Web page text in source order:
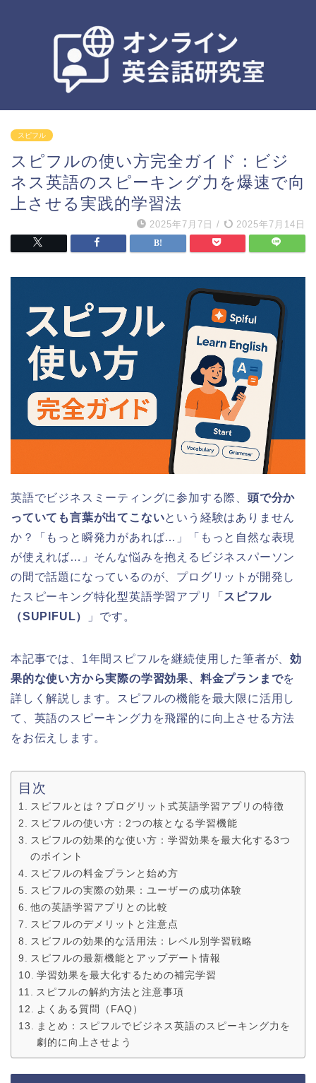
スピフル
スピフルの使い方完全ガイド：ビジ
ネス英語のスピーキング力を爆速で向
上させる実践的学習法
2025年7月7日 / 2025年7月14日
英語でビジネスミーティングに参加する際、頭で分か
っていても言葉が出てこないという経験はありません
か？「もっと瞬発力があれば…」「もっと自然な表現
が使えれば…」そんな悩みを抱えるビジネスパーソン
の間で話題になっているのが、プログリットが開発し
たスピーキング特化型英語学習アプリ「 スピフル
（SUPIFUL）
」です。
本記事では、1年間スピフルを継続使用した筆者が、効
果的な使い方から実際の学習効果、料金プランまでを
詳しく解説します。スピフルの機能を最大限に活用し
て、英語のスピーキング力を飛躍的に向上させる方法
をお伝えします。
目次
スピフルとは？プログリット式英語学習アプリの特徴
スピフルの使い方：2つの核となる学習機能
スピフルの効果的な使い方：学習効果を最大化する3つ
のポイント
スピフルの料金プランと始め方
スピフルの実際の効果：ユーザーの成功体験
他の英語学習アプリとの比較
スピフルのデメリットと注意点
スピフルの効果的な活用法：レベル別学習戦略
スピフルの最新機能とアップデート情報
学習効果を最大化するための補完学習
スピフルの解約方法と注意事項
よくある質問（FAQ）
まとめ：スピフルでビジネス英語のスピーキング力を
劇的に向上させよう